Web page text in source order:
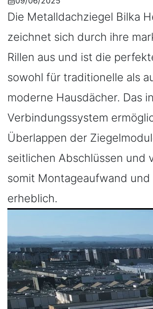
Die Metalldachziegel Bilka
zeichnet sich durch ihre
Rillen aus und ist die
sowohl für traditionelle als
moderne Hausdächer. Das
Verbindungssystem
Überlappen der
seitlichen Abschlüssen und
somit Montageaufwand und
erheblich.